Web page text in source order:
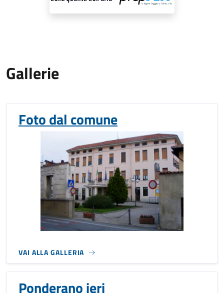
Gallerie
Foto dal comune
VAI ALLA GALLERIA
Ponderano ieri